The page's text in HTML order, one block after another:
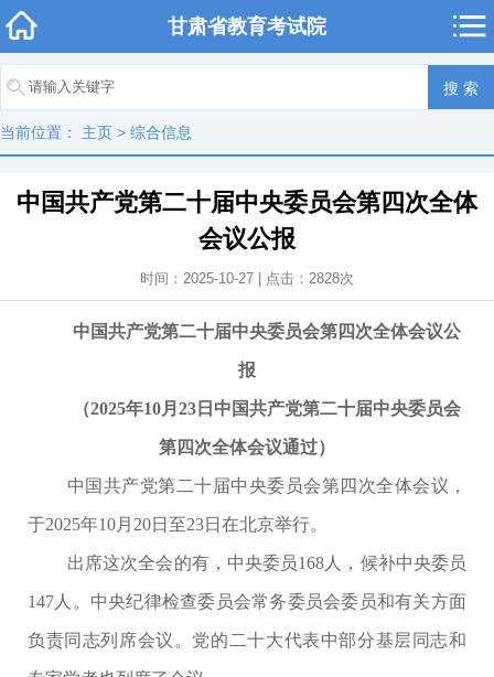
甘肃省教育考试院
当前位置： 主页 > 综合信息
中国共产党第二十届中央委员会第四次全体
会议公报
时间：2025-10-27 | 点击： 2828次
中国共产党第二十届中央委员会第四次全体会议公
报
（2025年10月23日中国共产党第二十届中央委员会
第四次全体会议通过）
中国共产党第二十届中央委员会第四次全体会议，
于2025年10月20日至23日在北京举行。
出席这次全会的有，中央委员168人，候补中央委员
147人。中央纪律检查委员会常务委员会委员和有关方面
负责同志列席会议。党的二十大代表中部分基层同志和